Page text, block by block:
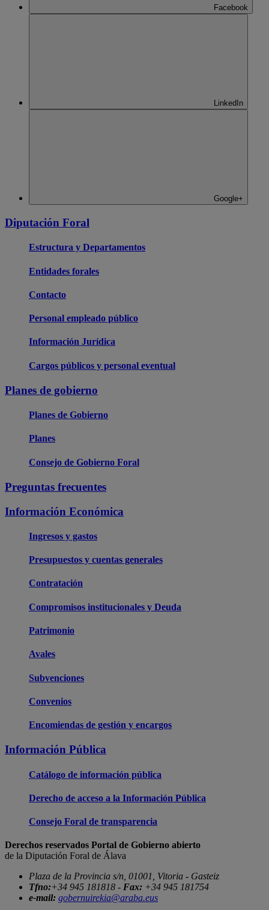
Facebook
LinkedIn
Google+
Diputación Foral
Estructura y Departamentos
Entidades forales
Contacto
Personal empleado público
Información Jurídica
Cargos públicos y personal eventual
Planes de gobierno
Planes de Gobierno
Planes
Consejo de Gobierno Foral
Preguntas frecuentes
Información Económica
Ingresos y gastos
Presupuestos y cuentas generales
Contratación
Compromisos institucionales y Deuda
Patrimonio
Avales
Subvenciones
Convenios
Encomiendas de gestión y encargos
Información Pública
Catálogo de información pública
Derecho de acceso a la Información Pública
Consejo Foral de transparencia
Derechos reservados Portal de Gobierno abierto
de la Diputación Foral de Álava
Plaza de la Provincia s/n, 01001, Vitoria - Gasteiz
Tfno:+34 945 181818 - Fax: +34 945 181754
e-mail: gobernuirekia@araba.eus